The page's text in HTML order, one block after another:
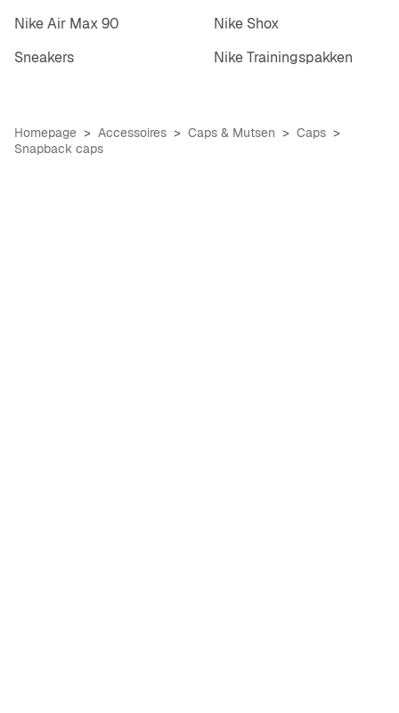
Nike Air Max 90
Nike Shox
Sneakers
Nike Trainingspakken
Homepage Accessoires Caps & Mutsen
Caps
Snapback caps